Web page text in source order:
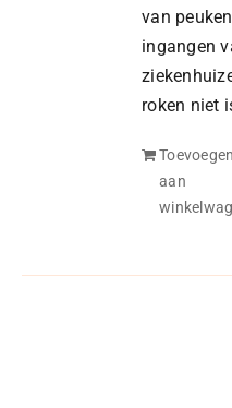
van
ingangen
roken niet
Toevoegen
aan